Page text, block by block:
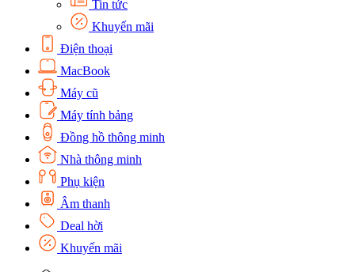
Tin tức
Khuyến mãi
Điện thoại
MacBook
Máy cũ
Máy tính bảng
Đồng hồ thông minh
Nhà thông minh
Phụ kiện
Âm thanh
Deal hời
Khuyến mãi